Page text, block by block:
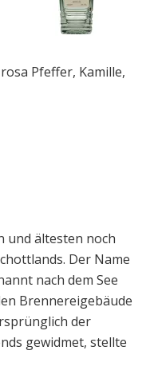
Pfeffer, Kamille,
und ältesten noch
Der Name
nach dem See
Brennereigebäude
der
gewidmet, stellte